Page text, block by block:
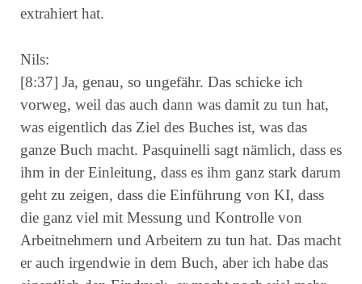
extrahiert hat.
Nils:
[8:37] Ja, genau, so ungefähr. Das schicke ich
vorweg, weil das auch dann was damit zu tun hat,
was eigentlich das Ziel des Buches ist, was das
ganze Buch macht. Pasquinelli sagt nämlich, dass es
ihm in der Einleitung, dass es ihm ganz stark darum
geht zu zeigen, dass die Einführung von KI, dass
die ganz viel mit Messung und Kontrolle von
Arbeitnehmern und Arbeitern zu tun hat. Das macht
er auch irgendwie in dem Buch, aber ich habe das